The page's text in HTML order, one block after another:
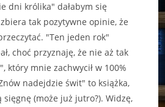
dni królika" dałabym się
tak pozytywne opinie, że
"Ten jeden rok"
choć przyznaję, że nie aż tak
który mnie zachwycił w 100%
nadejdzie świt" to książka,
sięgnę (może już jutro?). Widzę,